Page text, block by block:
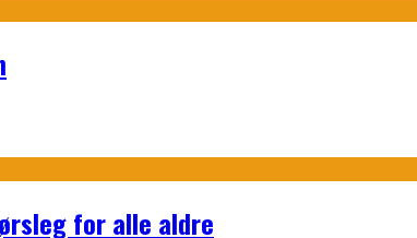
for alle aldre